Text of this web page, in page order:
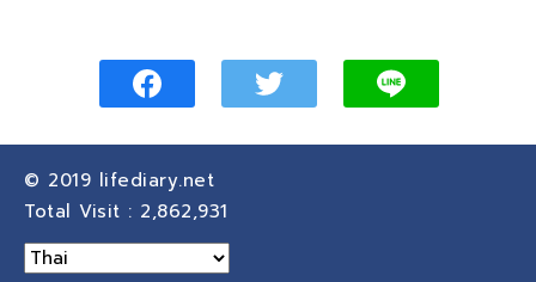
© 2019 lifediary.net
Total Visit : 2,862,931